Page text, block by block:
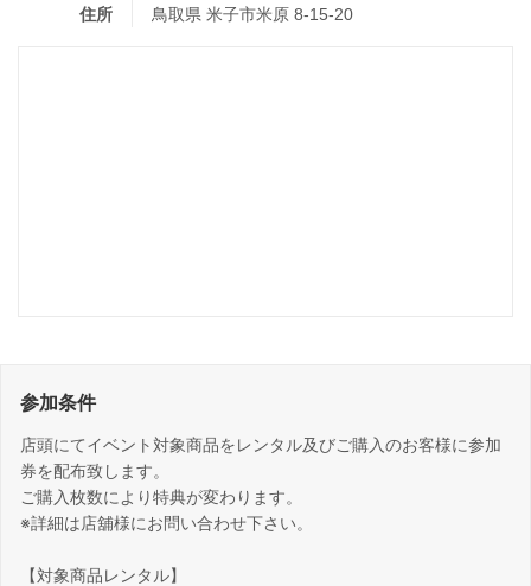
住所 鳥取県 米子市米原 8-15-20
参加条件
店頭にてイベント対象商品をレンタル及びご購入のお客様に参加
券を配布致します。
ご購入枚数により特典が変わります。
※詳細は店舖様にお問い合わせ下さい。
【対象商品レンタル】